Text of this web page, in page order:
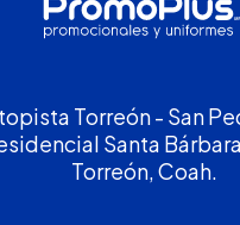
Torreón - San
Santa
Torreón, Coah.